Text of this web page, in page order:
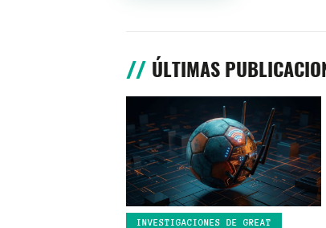
ÚLTIMAS
INVESTIGACIONES DE GREAT